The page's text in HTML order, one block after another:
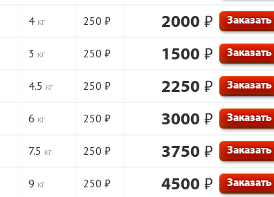
4 кг 250 ₽ 2000 ₽ Заказать
3 кг 250 ₽ 1500 ₽ Заказать
4.5 кг 250 ₽ 2250 ₽ Заказать
6 кг 250 ₽ 3000 ₽ Заказать
7.5 кг 250 ₽ 3750 ₽ Заказать
9 кг 250 ₽ 4500 ₽ Заказать